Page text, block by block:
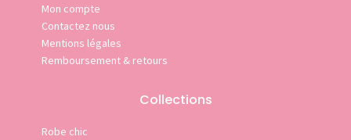
Mon compte
Contactez nous
Mentions légales
Remboursement & retours
Collections
Robe chic